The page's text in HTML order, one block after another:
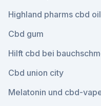
Highland pharms cbd
Cbd gum
Hilft cbd bei
Cbd union city
Melatonin und cbd-